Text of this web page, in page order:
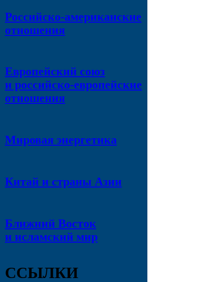
Российско-американские
отношения
Европейский союз
и российско-европейские
отношения
Мировая энергетика
Китай и страны Азии
Ближний Восток
и исламский мир
ССЫЛКИ